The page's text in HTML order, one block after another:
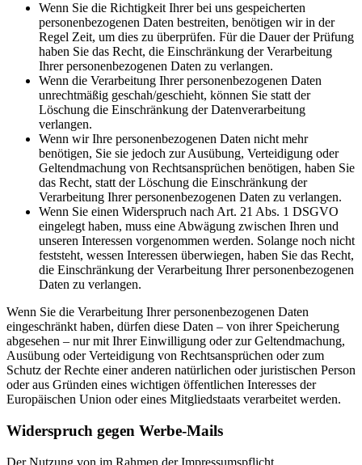
Wenn Sie die Richtigkeit Ihrer bei uns gespeicherten
personenbezogenen Daten bestreiten, benötigen wir in der
Regel Zeit, um dies zu überprüfen. Für die Dauer der Prüfung
haben Sie das Recht, die Einschränkung der Verarbeitung
Ihrer personenbezogenen Daten zu verlangen.
Wenn die Verarbeitung Ihrer personenbezogenen Daten
unrechtmäßig geschah/geschieht, können Sie statt der
Löschung die Einschränkung der Datenverarbeitung
verlangen.
Wenn wir Ihre personenbezogenen Daten nicht mehr
benötigen, Sie sie jedoch zur Ausübung, Verteidigung oder
Geltendmachung von Rechtsansprüchen benötigen, haben Sie
das Recht, statt der Löschung die Einschränkung der
Verarbeitung Ihrer personenbezogenen Daten zu verlangen.
Wenn Sie einen Widerspruch nach Art. 21 Abs. 1 DSGVO
eingelegt haben, muss eine Abwägung zwischen Ihren und
unseren Interessen vorgenommen werden. Solange noch nicht
feststeht, wessen Interessen überwiegen, haben Sie das Recht,
die Einschränkung der Verarbeitung Ihrer personenbezogenen
Daten zu verlangen.
Wenn Sie die Verarbeitung Ihrer personenbezogenen Daten
eingeschränkt haben, dürfen diese Daten – von ihrer Speicherung
abgesehen – nur mit Ihrer Einwilligung oder zur Geltendmachung,
Ausübung oder Verteidigung von Rechtsansprüchen oder zum
Schutz der Rechte einer anderen natürlichen oder juristischen Person
oder aus Gründen eines wichtigen öffentlichen Interesses der
Europäischen Union oder eines Mitgliedstaats verarbeitet werden.
Widerspruch gegen Werbe-Mails
Der Nutzung von im Rahmen der Impressumspflicht